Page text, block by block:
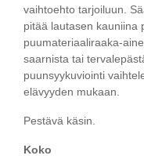
vaihtoehto tarjoiluun.
pitää lautasen kauniina
puumateriaaliraaka-
saarnista tai
puunsyykuviointi
elävyyden mukaan.
Pestävä käsin.
Koko